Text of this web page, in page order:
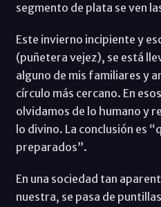
segmento de plata se ven
Este invierno incipiente y
(puñetera vejez), se está
alguno de mis familiares y
círculo más cercano. En
olvidamos de lo humano y
lo divino. La conclusión es
preparados”.
En una sociedad tan
nuestra, se pasa de